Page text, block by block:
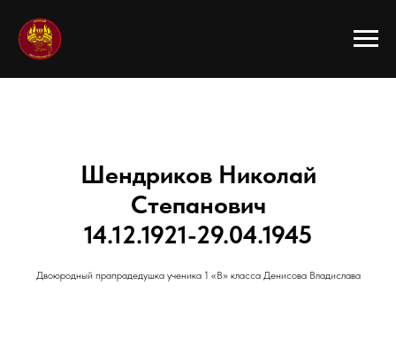
Шендриков Николай
Степанович
14.12.1921-29.04.1945
Двоюродный прапрадедушка ученика 1 «В» класса Денисова Владислава